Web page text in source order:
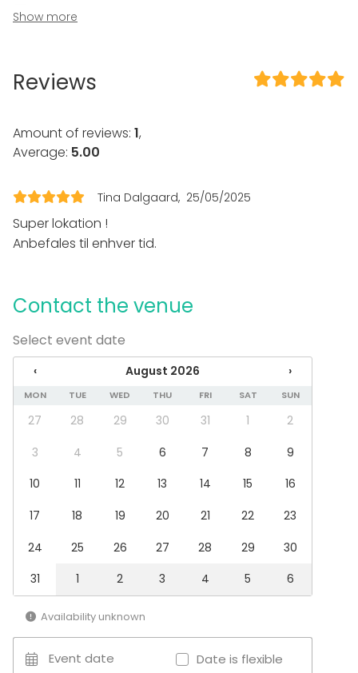
Equipment
Event types
Wedding
Dinner / Lunch
Meeting
Fair / Exhibition
Christmas Party
Business / Corporate Event
Company Party
Venue type
Terrace
Conference center
Rooftop terrace
Show more
Reviews
Amount of reviews: 1,
Average: 5.00
Tina Dalgaard 25/05/2025
Super lokation !
Anbefales til enhver tid.
Contact the venue
Select event date
‹ August 2026 ›
MON TUE WED THU FRI SAT SUN
27 28 29 30 31 1
2
3
4 5 6 7 8
9
10
11 12 13 14 15
16
17
18 19 20 21 22
23
24
25 26 27 28 29
30
31
1 2 3 4 5 6
Availability unknown
Event date Date is flexible